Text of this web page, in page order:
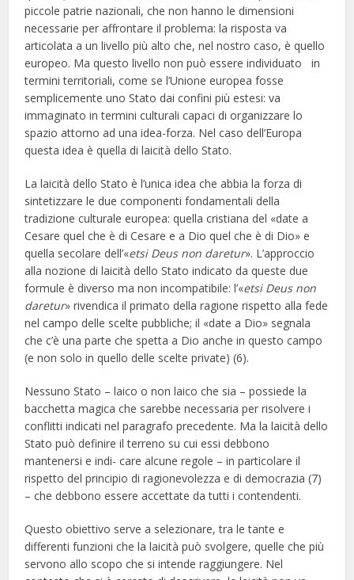
piccole patrie nazionali, che non hanno le dimensioni
necessarie per affrontare il problema: la risposta va
articolata a un livello più alto che, nel nostro caso, è quello
europeo. Ma questo livello non può essere individuato in
termini territoriali, come se l’Unione europea fosse
semplicemente uno Stato dai confini più estesi: va
immaginato in termini culturali capaci di organizzare lo
spazio attorno ad una idea-forza. Nel caso dell’Europa
questa idea è quella di laicità dello Stato.
La laicità dello Stato è l’unica idea che abbia la forza di
sintetizzare le due componenti fondamentali della
tradizione culturale europea: quella cristiana del «date a
Cesare quel che è di Cesare e a Dio quel che è di Dio» e
quella secolare dell’«etsi Deus non daretur». L’approccio
alla nozione di laicità dello Stato indicato da queste due
formule è diverso ma non incompatibile: l’«etsi Deus non
daretur» rivendica il primato della ragione rispetto alla fede
nel campo delle scelte pubbliche; il «date a Dio» segnala
che c’è una parte che spetta a Dio anche in questo campo
(e non solo in quello delle scelte private) (6).
Nessuno Stato – laico o non laico che sia – possiede la
bacchetta magica che sarebbe necessaria per risolvere i
conflitti indicati nel paragrafo precedente. Ma la laicità dello
Stato può definire il terreno su cui essi debbono
mantenersi e indi- care alcune regole – in particolare il
rispetto del principio di ragionevolezza e di democrazia (7)
– che debbono essere accettate da tutti i contendenti.
Questo obiettivo serve a selezionare, tra le tante e
differenti funzioni che la laicità può svolgere, quelle che più
servono allo scopo che si intende raggiungere. Nel